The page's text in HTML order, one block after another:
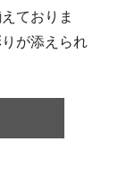
ておりま
が添えられ